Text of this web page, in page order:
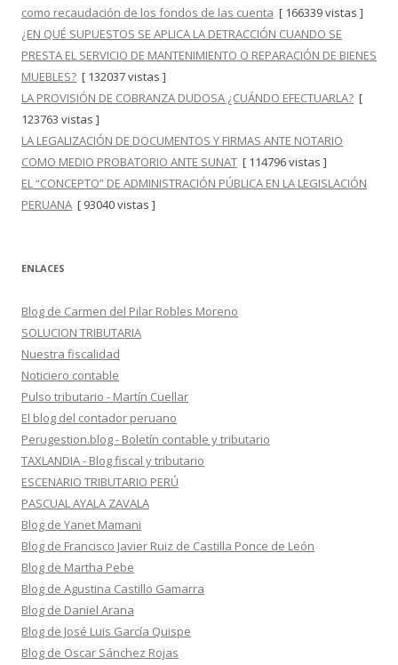
como recaudación de los fondos de las cuenta [ 166339 vistas ]
¿EN QUÉ SUPUESTOS SE APLICA LA DETRACCIÓN CUANDO SE
PRESTA EL SERVICIO DE MANTENIMIENTO O REPARACIÓN DE BIENES
MUEBLES? [ 132037 vistas ]
LA PROVISIÓN DE COBRANZA DUDOSA ¿CUÁNDO EFECTUARLA? [
123763 vistas ]
LA LEGALIZACIÓN DE DOCUMENTOS Y FIRMAS ANTE NOTARIO
COMO MEDIO PROBATORIO ANTE SUNAT [ 114796 vistas ]
EL “CONCEPTO” DE ADMINISTRACIÓN PÚBLICA EN LA LEGISLACIÓN
PERUANA [ 93040 vistas ]
ENLACES
Blog de Carmen del Pilar Robles Moreno
SOLUCION TRIBUTARIA
Nuestra fiscalidad
Noticiero contable
Pulso tributario - Martín Cuellar
El blog del contador peruano
Perugestion.blog - Boletín contable y tributario
TAXLANDIA - Blog fiscal y tributario
ESCENARIO TRIBUTARIO PERÚ
PASCUAL AYALA ZAVALA
Blog de Yanet Mamani
Blog de Francisco Javier Ruiz de Castilla Ponce de León
Blog de Martha Pebe
Blog de Agustina Castillo Gamarra
Blog de Daniel Arana
Blog de José Luis García Quispe
Blog de Oscar Sánchez Rojas